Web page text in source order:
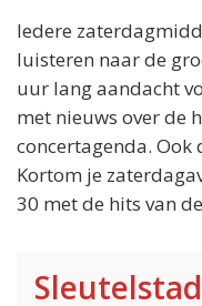
Iedere
luisteren naar de
uur lang aandacht
met nieuws over de
concertagenda. Ook
Kortom je
30 met de hits van